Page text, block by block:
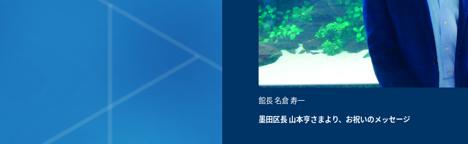
館長 名倉 寿一
墨田区長 山本亨さまより、お祝いのメッセージ